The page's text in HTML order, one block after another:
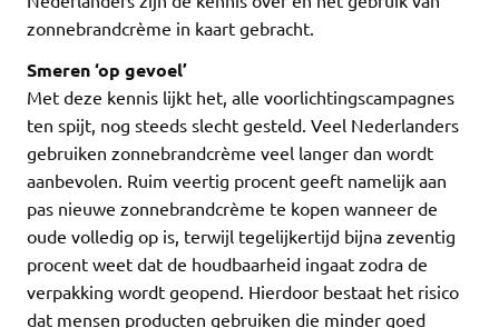
zonnebrandcrème in kaart gebracht.
Smeren ‘op gevoel’
Met deze kennis lijkt het, alle voorlichtingscampagnes
ten spijt, nog steeds slecht gesteld. Veel Nederlanders
gebruiken zonnebrandcrème veel langer dan wordt
aanbevolen. Ruim veertig procent geeft namelijk aan
pas nieuwe zonnebrandcrème te kopen wanneer de
oude volledig op is, terwijl tegelijkertijd bijna zeventig
procent weet dat de houdbaarheid ingaat zodra de
verpakking wordt geopend. Hierdoor bestaat het risico
dat mensen producten gebruiken die minder goed